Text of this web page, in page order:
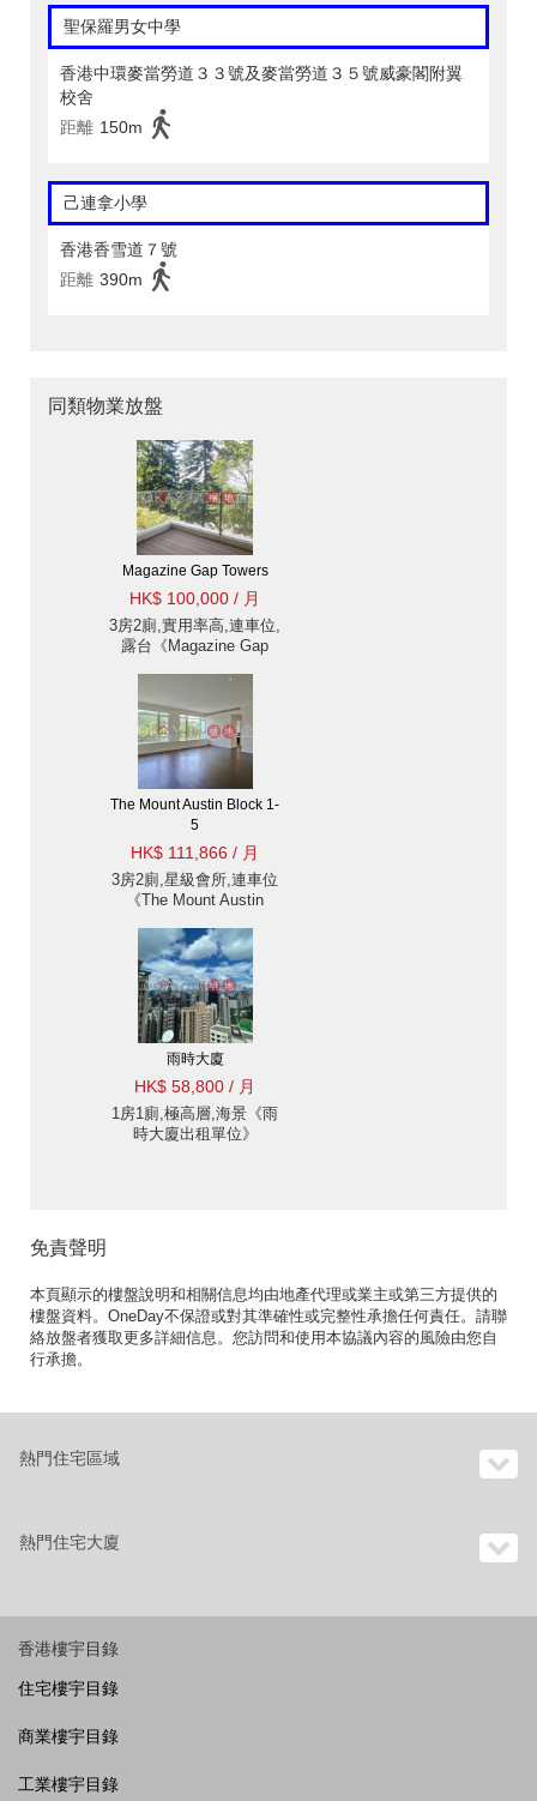
聖保羅男女中學
香港中環麥當勞道３３號及麥當勞道３５號威豪閣附翼
校舍
距離 150m
己連拿小學
香港香雪道７號
距離 390m
同類物業放盤
Magazine Gap Towers
HK$ 100,000 / 月
3房2廁,實用率高,連車位,
露台《Magazine Gap
The Mount Austin Block 1-
5
HK$ 111,866 / 月
3房2廁,星級會所,連車位
《The Mount Austin
雨時大廈
HK$ 58,800 / 月
1房1廁,極高層,海景《雨
時大廈出租單位》
免責聲明
本頁顯示的樓盤說明和相關信息均由地產代理或業主或第三方提供的
樓盤資料。OneDay不保證或對其準確性或完整性承擔任何責任。請聯
絡放盤者獲取更多詳細信息。您訪問和使用本協議內容的風險由您自
行承擔。
熱門住宅區域
熱門住宅大廈
香港樓宇目錄
住宅樓宇目錄
商業樓宇目錄
工業樓宇目錄